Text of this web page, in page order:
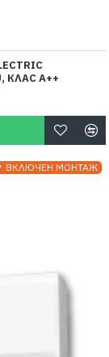
КЛАС A++
ВКЛЮЧЕН МОНТАЖ